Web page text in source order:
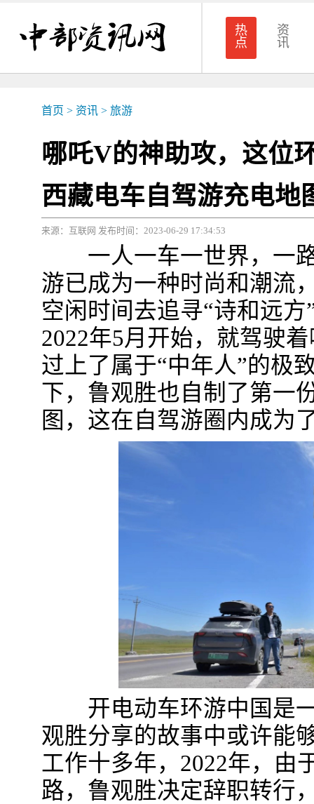
热
点
资
讯
首页 > 资讯 > 旅游
哪吒V的神助攻，这位
西藏电车自驾游充电地
来源：互联网 发布时间：2023-06-29 17:34:53
一人一车一世界，一路
游已成为一种时尚和潮流
空闲时间去追寻“诗和远
2022年5月开始，就驾驶
过上了属于“中年人”的极
下，鲁观胜也自制了第一
图，这在自驾游圈内成为
开电动车环游中国是一
观胜分享的故事中或许能
工作十多年，2022年，由
路，鲁观胜决定辞职转行